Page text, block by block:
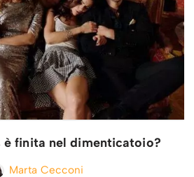
è finita nel dimenticatoio?
Marta Cecconi